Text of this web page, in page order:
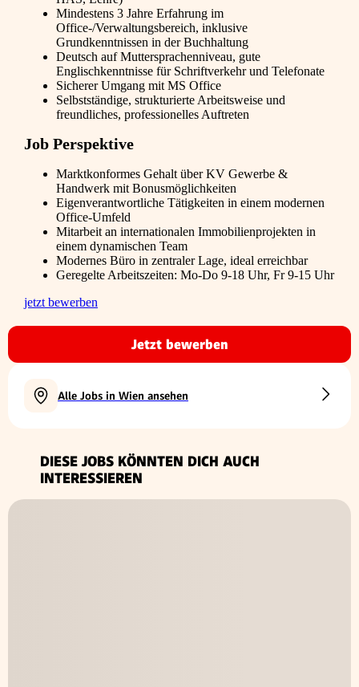
Mindestens 3 Jahre Erfahrung im
Office-/Verwaltungsbereich, inklusive
Grundkenntnissen in der Buchhaltung
Deutsch auf Muttersprachenniveau, gute
Englischkenntnisse für Schriftverkehr und Telefonate
Sicherer Umgang mit MS Office
Selbstständige, strukturierte Arbeitsweise und
freundliches, professionelles Auftreten
Job Perspektive
Marktkonformes Gehalt über KV Gewerbe &
Handwerk mit Bonusmöglichkeiten
Eigenverantwortliche Tätigkeiten in einem modernen
Office-Umfeld
Mitarbeit an internationalen Immobilienprojekten in
einem dynamischen Team
Modernes Büro in zentraler Lage, ideal erreichbar
Geregelte Arbeitszeiten: Mo-Do 9-18 Uhr, Fr 9-15 Uhr
jetzt bewerben
Jetzt bewerben
Alle Jobs in Wien ansehen
DIESE JOBS KÖNNTEN DICH AUCH
INTERESSIEREN